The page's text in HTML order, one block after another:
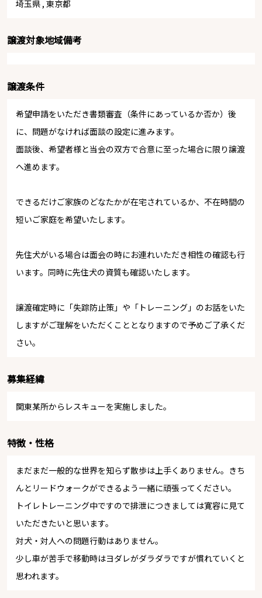
埼玉県 , 東京都
譲渡対象地域備考
譲渡条件
希望申請をいただき書類審査（条件にあっているか否か）後
に、問題がなければ面談の設定に進みます。
面談後、希望者様と当会の双方で合意に至った場合に限り譲渡
へ進めます。
できるだけご家族のどなたかが在宅されているか、不在時間の
短いご家庭を希望いたします。
先住犬がいる場合は面会の時にお連れいただき相性の確認も行
います。同時に先住犬の資質も確認いたします。
譲渡確定時に「失踪防止策」や「トレーニング」のお話をいた
しますがご理解をいただくこととなりますので予めご了承くだ
さい。
募集経緯
関東某所からレスキューを実施しました。
特徴・性格
まだまだ一般的な世界を知らず散歩は上手くありません。きち
んとリードウォークができるよう一緒に頑張ってください。
トイレトレーニング中ですので排泄につきましては寛容に見て
いただきたいと思います。
対犬・対人への問題行動はありません。
少し車が苦手で移動時はヨダレがダラダラですが慣れていくと
思われます。